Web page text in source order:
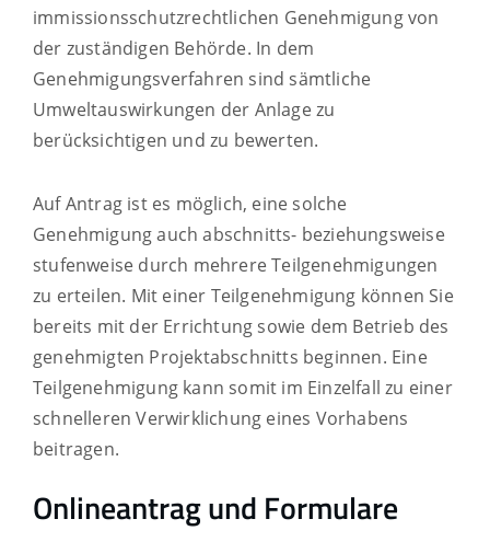
immissionsschutzrechtlichen Genehmigung von
der zuständigen Behörde. In dem
Genehmigungsverfahren sind sämtliche
Umweltauswirkungen der Anlage zu
berücksichtigen und zu bewerten.
Auf Antrag ist es möglich, eine solche
Genehmigung auch abschnitts- beziehungsweise
stufenweise durch mehrere Teilgenehmigungen
zu erteilen. Mit einer Teilgenehmigung können Sie
bereits mit der Errichtung sowie dem Betrieb des
genehmigten Projektabschnitts beginnen. Eine
Teilgenehmigung kann somit im Einzelfall zu einer
schnelleren Verwirklichung eines Vorhabens
beitragen.
Onlineantrag und Formulare